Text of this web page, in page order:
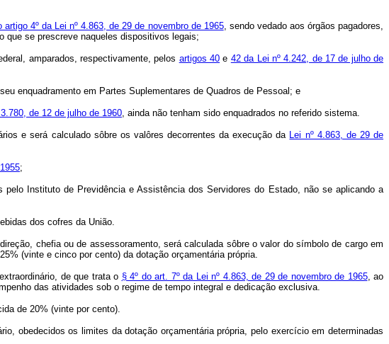
artigo 4º da Lei nº 4.863, de 29 de novembro de 1965, sendo vedado aos órgãos pagadores,
que se prescreve naqueles dispositivos legais;
amparados, respectivamente, pelos artigos 40 e 42 da Lei nº 4.242, de 17 de julho de
enquadramento em Partes Suplementares de Quadros de Pessoal; e
3.780, de 12 de julho de 1960, ainda não tenham sido enquadrados no referido sistema.
e será calculado sôbre os valôres decorrentes da execução da Lei nº 4.863, de 29 de
;
Instituto de Previdência e Assistência dos Servidores do Estado, não se aplicando a
dos cofres da União.
chefia ou de assessoramento, será calculada sôbre o valor do símbolo de cargo em
(vinte e cinco por cento) da dotação orçamentária própria.
de que trata o § 4º do art. 7º da Lei nº 4.863, de 29 de novembro de 1965, ao
das atividades sob o regime de tempo integral e dedicação exclusiva.
de 20% (vinte por cento).
obedecidos os limites da dotação orçamentária própria, pelo exercício em determinadas